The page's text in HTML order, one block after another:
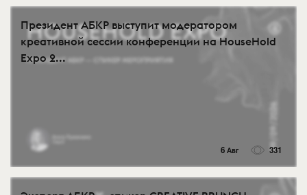
Президент АБКР выступит модератором
креативной сессии конференции на HouseHold
Expo 2...
6 Авг 331